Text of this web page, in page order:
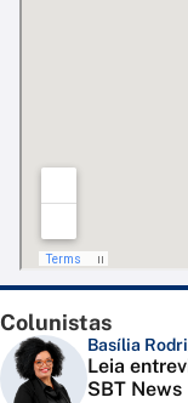
Colunistas
Basília
Leia
SBT News